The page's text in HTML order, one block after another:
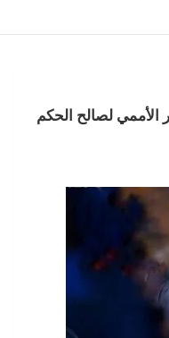
الأممي لصالح الحكم